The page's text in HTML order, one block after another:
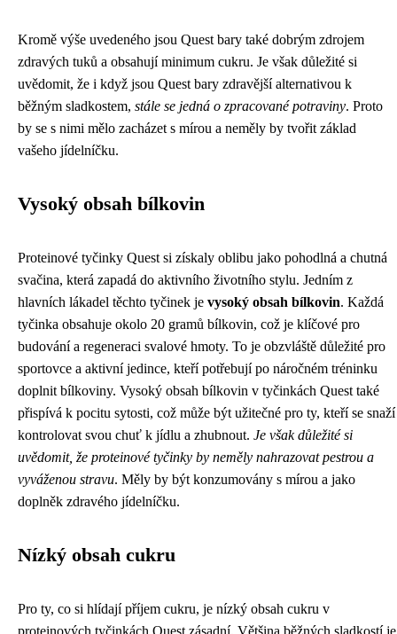
Kromě výše uvedeného jsou Quest bary také dobrým zdrojem
zdravých tuků a obsahují minimum cukru. Je však důležité si
uvědomit, že i když jsou Quest bary zdravější alternativou k
běžným sladkostem, stále se jedná o zpracované potraviny. Proto
by se s nimi mělo zacházet s mírou a neměly by tvořit základ
vašeho jídelníčku.
Vysoký obsah bílkovin
Proteinové tyčinky Quest si získaly oblibu jako pohodlná a chutná
svačina, která zapadá do aktivního životního stylu. Jedním z
hlavních lákadel těchto tyčinek je vysoký obsah bílkovin. Každá
tyčinka obsahuje okolo 20 gramů bílkovin, což je klíčové pro
budování a regeneraci svalové hmoty. To je obzvláště důležité pro
sportovce a aktivní jedince, kteří potřebují po náročném tréninku
doplnit bílkoviny. Vysoký obsah bílkovin v tyčinkách Quest také
přispívá k pocitu sytosti, což může být užitečné pro ty, kteří se snaží
kontrolovat svou chuť k jídlu a zhubnout. Je však důležité si
uvědomit, že proteinové tyčinky by neměly nahrazovat pestrou a
vyváženou stravu. Měly by být konzumovány s mírou a jako
doplněk zdravého jídelníčku.
Nízký obsah cukru
Pro ty, co si hlídají příjem cukru, je nízký obsah cukru v
proteinových tyčinkách Quest zásadní. Většina běžných sladkostí je